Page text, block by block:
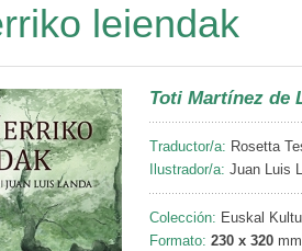
leiendak
Toti Martínez de
Traductor/a: Rosetta
Ilustrador/a: Juan Luis
Colección: Euskal
Formato: 230 x 320 mm